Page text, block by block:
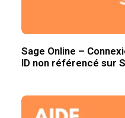
Sage Online –
ID non référencé sur